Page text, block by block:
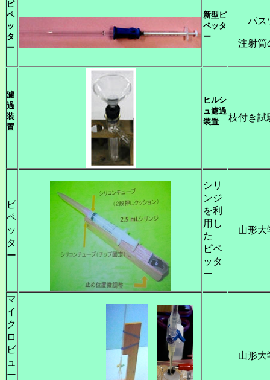
ピ
ペ
ッ
タ
ー
新型ピ
ペッタ
ー
パスツ
注射筒
濾
過
装
置
ヒルシ
ュ濾過
装置
枝付き試
ピ
ペ
ッ
タ
ー
シリ
ンジ
を利
用し
た
ピペ
ッタ
ー
山形大
マ
イ
ク
ロ
ビ
ュ
ー
山形大